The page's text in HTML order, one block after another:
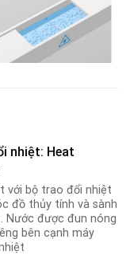
nhiệt: Heat
với bộ trao đổi nhiệt
đồ thủy tính và sành
Nước được đun nóng
bên cạnh máy